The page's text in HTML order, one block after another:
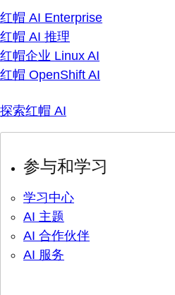
红帽 AI Enterprise
红帽 AI 推理
红帽企业 Linux AI
红帽 OpenShift AI
探索红帽 AI
参与和学习
学习中心
AI 主题
AI 合作伙伴
AI 服务